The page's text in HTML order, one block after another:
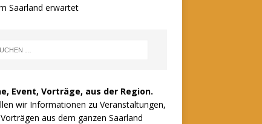
erwartet
Event, Vorträge, aus der Region.
wir Informationen zu Veranstaltungen,
aus dem ganzen Saarland